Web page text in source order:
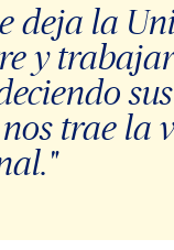
deja la
y
trae la